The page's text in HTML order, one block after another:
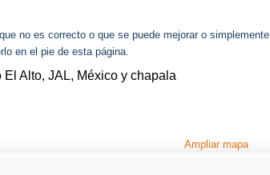
no es correcto o que se puede mejorar o simplemente
en el pie de esta página.
Alto, JAL, México y chapala
Ampliar mapa